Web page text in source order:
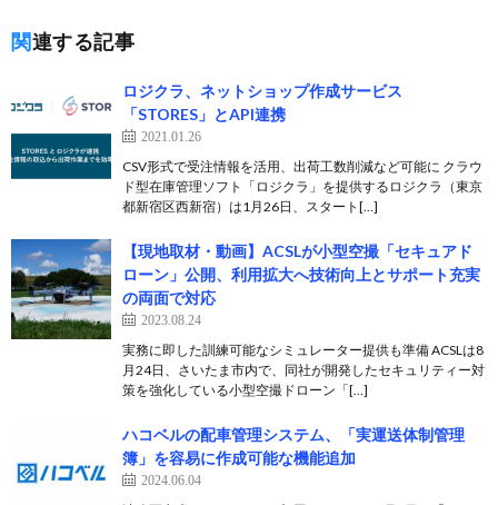
関連する記事
ロジクラ、ネットショップ作成サービス
「STORES」とAPI連携
2021.01.26
CSV形式で受注情報を活用、出荷工数削減など可能に クラウ
ド型在庫管理ソフト「ロジクラ」を提供するロジクラ（東京
都新宿区西新宿）は1月26日、スタート[…]
【現地取材・動画】ACSLが小型空撮「セキュアド
ローン」公開、利用拡大へ技術向上とサポート充実
の両面で対応
2023.08.24
実務に即した訓練可能なシミュレーター提供も準備 ACSLは8
月24日、さいたま市内で、同社が開発したセキュリティー対
策を強化している小型空撮ドローン「[…]
ハコベルの配車管理システム、「実運送体制管理
簿」を容易に作成可能な機能追加
2024.06.04